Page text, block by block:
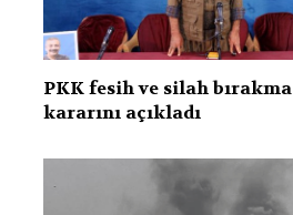
PKK fesih ve silah bırakma
kararını açıkladı